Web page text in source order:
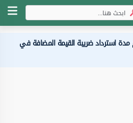
استرداد ضريبة القيمة المضافة في